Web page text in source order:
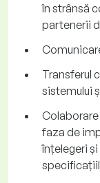
în strânsă
partenerii
Transferul
sistemului
faza de
înțelegeri